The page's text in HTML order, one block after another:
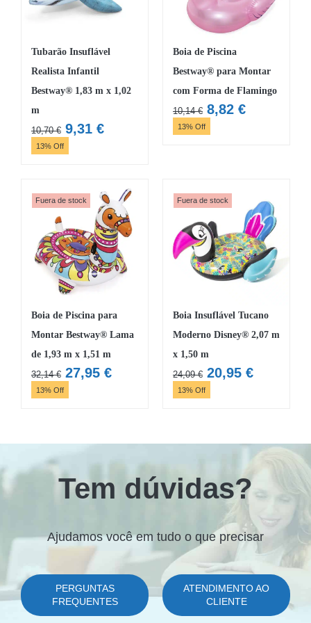
Tubarão Insuflável
Realista Infantil
Bestway® 1,83 m x 1,02
m
10,70€ O
10,70 €.
9,31 €O
9,31 €.
13% Off
Boia de Piscina
Bestway® para Montar
com Forma de Flamingo
10,14€ O
8,82 €O
13% Off
Fuera de stock
Boia de Piscina para
Montar Bestway® Lama
de 1,93 m x 1,51 m
32,14€ O
27,95 €O
13% Off
Fuera de stock
Boia Insuflável Tucano
Moderno Disney® 2,07 m
x 1,50 m
24,09€ O
20,95 €O
13% Off
Tem dúvidas?
Ajudamos você em tudo o que precisar
PERGUNTAS
FREQUENTES
ATENDIMENTO AO
CLIENTE